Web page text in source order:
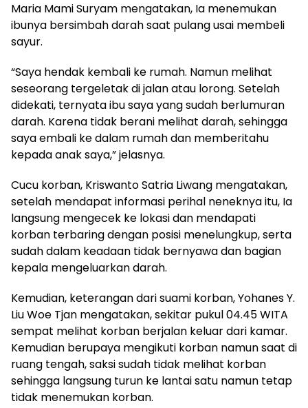
Maria Mami Suryam mengatakan, Ia menemukan
ibunya bersimbah darah saat pulang usai membeli
sayur.
“Saya hendak kembali ke rumah. Namun melihat
seseorang tergeletak di jalan atau lorong. Setelah
didekati, ternyata ibu saya yang sudah berlumuran
darah. Karena tidak berani melihat darah, sehingga
saya embali ke dalam rumah dan memberitahu
kepada anak saya,” jelasnya.
Cucu korban, Kriswanto Satria Liwang mengatakan,
setelah mendapat informasi perihal neneknya itu, Ia
langsung mengecek ke lokasi dan mendapati
korban terbaring dengan posisi menelungkup, serta
sudah dalam keadaan tidak bernyawa dan bagian
kepala mengeluarkan darah.
Kemudian, keterangan dari suami korban, Yohanes Y.
Liu Woe Tjan mengatakan, sekitar pukul 04.45 WITA
sempat melihat korban berjalan keluar dari kamar.
Kemudian berupaya mengikuti korban namun saat di
ruang tengah, saksi sudah tidak melihat korban
sehingga langsung turun ke lantai satu namun tetap
tidak menemukan korban.